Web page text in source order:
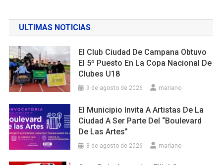
ULTIMAS NOTICIAS
El Club Ciudad De Campana Obtuvo
El 5º Puesto En La Copa Nacional De
Clubes U18
9 de agosto de 2026 mariano
El Municipio Invita A Artistas De La
Ciudad A Ser Parte Del “Boulevard
De Las Artes”
8 de agosto de 2026 mariano